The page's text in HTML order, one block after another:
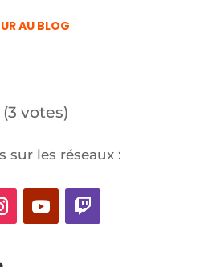
AU BLOG
votes)
sur les réseaux :